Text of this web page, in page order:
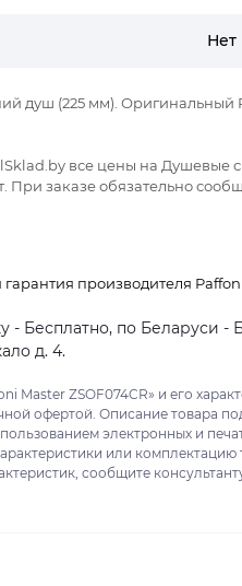
Нет
душ (225 мм).
все цены на Душевые
заказе обязательно
производителя
- Бесплатно, по Беларуси
д. 4.
Master ZSOF074CR» и его
офертой. Описание товара
электронных и
или
сообщите